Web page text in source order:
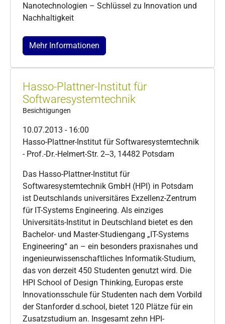
Nanotechnologien – Schlüssel zu Innovation und
Nachhaltigkeit
Mehr Informationen
Hasso-Plattner-Institut für
Softwaresystemtechnik
Besichtigungen
10.07.2013 - 16:00
Hasso-Plattner-Institut für Softwaresystemtechnik
- Prof.-Dr.-Helmert-Str. 2‒3, 14482 Potsdam
Das Hasso-Plattner-Institut für
Softwaresystemtechnik GmbH (HPI) in Potsdam
ist Deutschlands universitäres Exzellenz-Zentrum
für IT-Systems Engineering. Als einziges
Universitäts-Institut in Deutschland bietet es den
Bachelor- und Master-Studiengang „IT-Systems
Engineering“ an – ein besonders praxisnahes und
ingenieurwissenschaftliches Informatik-Studium,
das von derzeit 450 Studenten genutzt wird. Die
HPI School of Design Thinking, Europas erste
Innovationsschule für Studenten nach dem Vorbild
der Stanforder d.school, bietet 120 Plätze für ein
Zusatzstudium an. Insgesamt zehn HPI-